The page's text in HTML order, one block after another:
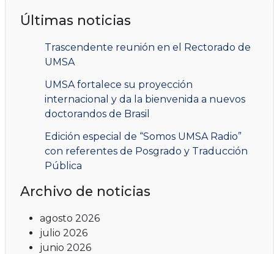
Últimas noticias
Trascendente reunión en el Rectorado de
UMSA
UMSA fortalece su proyección
internacional y da la bienvenida a nuevos
doctorandos de Brasil
Edición especial de “Somos UMSA Radio”
con referentes de Posgrado y Traducción
Pública
Archivo de noticias
agosto 2026
julio 2026
junio 2026